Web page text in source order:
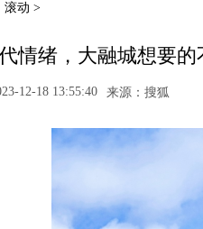
滚动 >
情绪，大融城想要
12-18 13:55:40 来源：搜狐